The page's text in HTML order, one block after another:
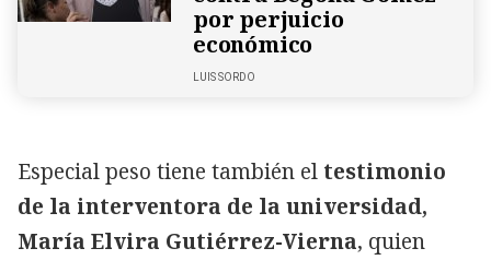
por perjuicio
económico
LUIS SORDO
Especial peso tiene también el testimonio
de la interventora de la universidad,
María Elvira Gutiérrez-Vierna, quien